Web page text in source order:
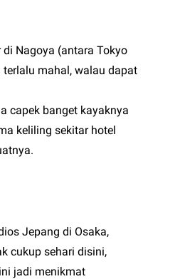
Nagoya (antara Tokyo
mahal, walau dapat
capek banget kayaknya
keliling sekitar hotel
Jepang di Osaka,
cukup sehari disini,
jadi menikmat